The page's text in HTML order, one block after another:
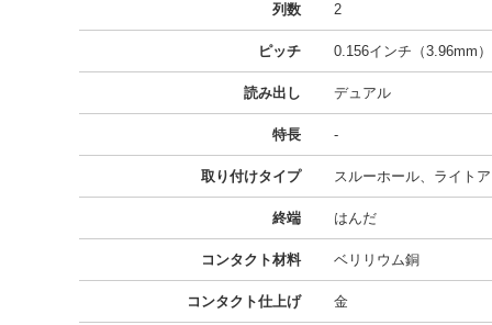
列数 2
ピッチ 0.156インチ（3.96mm）
読み出し デュアル
特長 -
取り付けタイプ スルーホール、ライト
終端 はんだ
コンタクト材料 ベリリウム銅
コンタクト仕上げ 金